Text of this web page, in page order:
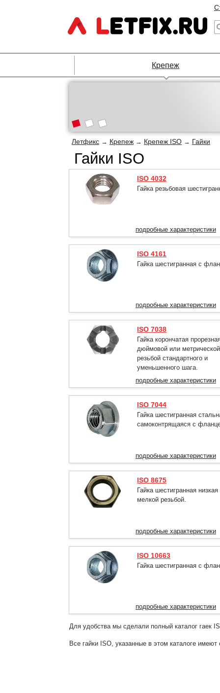
Крепеж
Летфикс → Крепеж → Крепеж ISO → Гайки
Гайки ISO
ISO 4032
Гайка резьбовая
подробные характеристики
ISO 4161
Гайка шестигранная с
подробные характеристики
ISO 7038
Гайка корончатая
дюймовой или метрической
резьбой стандартного и
уменьшенного шага.
подробные характеристики
ISO 7044
Гайка шестигранная
самоконтрящаяся с
подробные характеристики
ISO 8675
Гайка шестигранная низкая
мелкой резьбой.
подробные характеристики
ISO 10663
Гайка шестигранная с
подробные характеристики
Для удобства мы сделали полный каталог гаек
Все гайки ISO, указанные в этом каталоге